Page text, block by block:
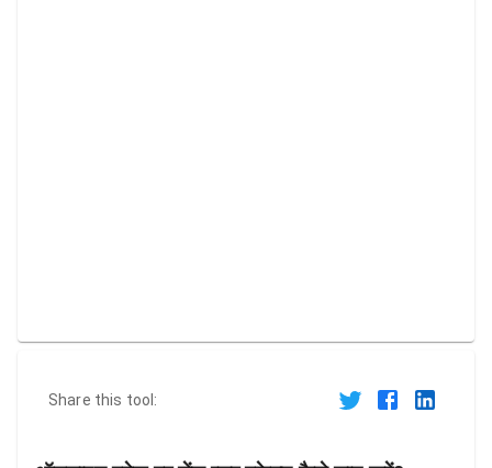
Share this tool: